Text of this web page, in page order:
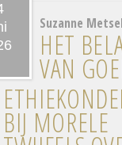
Suzanne
HET
VAN
BIJ MORELE